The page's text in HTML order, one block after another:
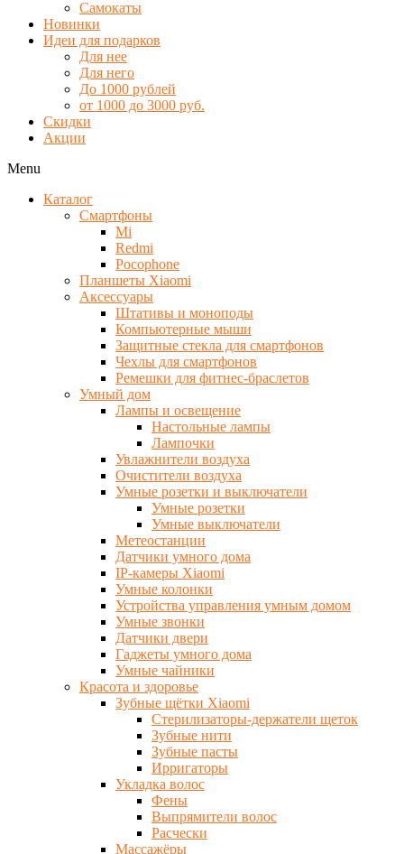
Самокаты
Новинки
Идеи для подарков
Для нее
Для него
До 1000 рублей
от 1000 до 3000 руб.
Скидки
Акции
Menu
Каталог
Смартфоны
Mi
Redmi
Pocophone
Планшеты Xiaomi
Аксессуары
Штативы и моноподы
Компьютерные мыши
Защитные стекла для смартфонов
Чехлы для смартфонов
Ремешки для фитнес-браслетов
Умный дом
Лампы и освещение
Настольные лампы
Лампочки
Увлажнители воздуха
Очистители воздуха
Умные розетки и выключатели
Умные розетки
Умные выключатели
Метеостанции
Датчики умного дома
IP-камеры Xiaomi
Умные колонки
Устройства управления умным домом
Умные звонки
Датчики двери
Гаджеты умного дома
Умные чайники
Красота и здоровье
Зубные щётки Xiaomi
Стерилизаторы-держатели щеток
Зубные нити
Зубные пасты
Ирригаторы
Укладка волос
Фены
Выпрямители волос
Расчески
Массажёры